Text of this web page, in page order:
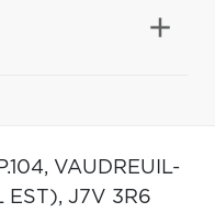
VAUDREUIL-
EST), J7V 3R6